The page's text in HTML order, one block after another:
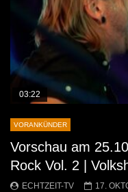
03:22
VORANKÜNDER
Vorschau am
Rock Vol. 2 |
ECHTZEIT-TV 17.